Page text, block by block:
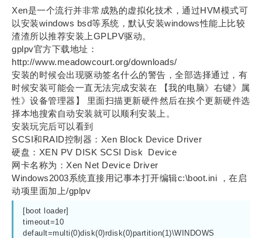
Xen是一个流行并非常成熟的虚拟化技术，通过HVM模式可
以安装windows bsd等系统，默认安装windows性能上比较
渣渣所以推荐安装上GPLPV驱动。
gplpv官方下载地址：
http://www.meadowcourt.org/downloads/
安装的时候会出现驱动签名什么的警告，全部选择通过，有
时候安装可能会一直无法完成安装在 【我的电脑》右键》属
性》设备管理器】 里面扫描更新硬件然后在挨个更新硬件选
择本地搜索自动安装就可以顺利安装上。
安装玩完后可以看到
SCSI和RAID控制器：Xen Block Device Driver
硬盘：XEN PV DISK SCSI Disk Device
网卡名称为：Xen Net Device Driver
Windows2003系统直接用记事本打开编辑c:\boot.ini ，在启
动项里面加上/gplpv
[boot loader]
timeout=10
default=multi(0)disk(0)rdisk(0)partition(1)\WINDOWS